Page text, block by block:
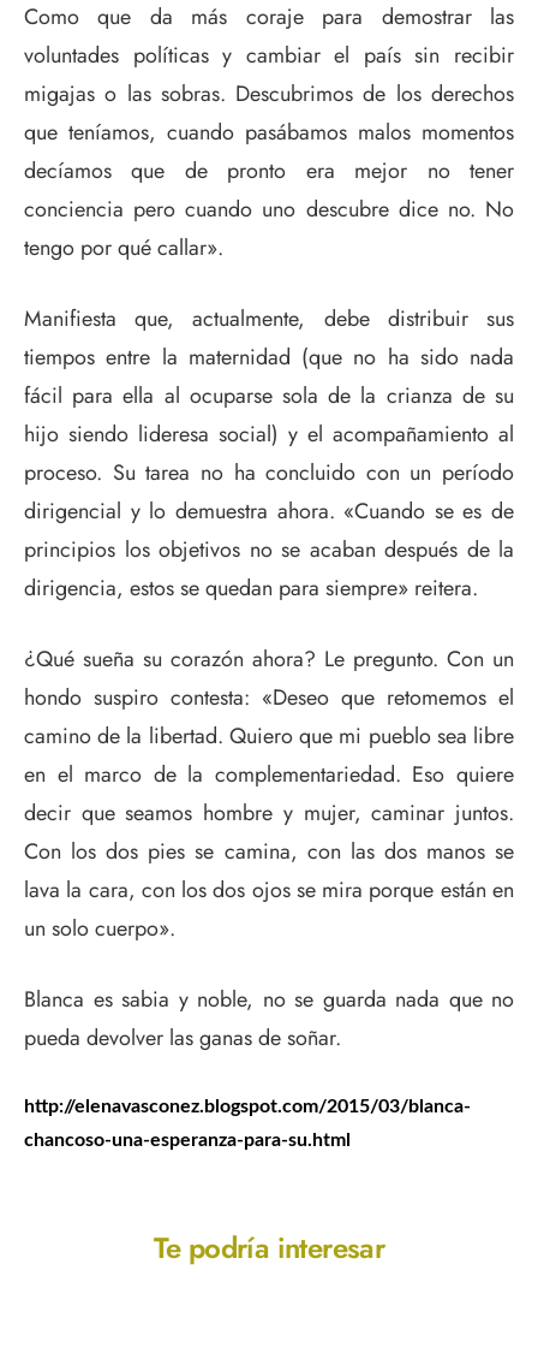
Como que da más coraje para demostrar las
voluntades políticas y cambiar el país sin recibir
migajas o las sobras. Descubrimos de los derechos
que teníamos, cuando pasábamos malos momentos
decíamos que de pronto era mejor no tener
conciencia pero cuando uno descubre dice no. No
tengo por qué callar».
Manifiesta que, actualmente, debe distribuir sus
tiempos entre la maternidad (que no ha sido nada
fácil para ella al ocuparse sola de la crianza de su
hijo siendo lideresa social) y el acompañamiento al
proceso. Su tarea no ha concluido con un período
dirigencial y lo demuestra ahora. «Cuando se es de
principios los objetivos no se acaban después de la
dirigencia, estos se quedan para siempre» reitera.
¿Qué sueña su corazón ahora? Le pregunto. Con un
hondo suspiro contesta: «Deseo que retomemos el
camino de la libertad. Quiero que mi pueblo sea libre
en el marco de la complementariedad. Eso quiere
decir que seamos hombre y mujer, caminar juntos.
Con los dos pies se camina, con las dos manos se
lava la cara, con los dos ojos se mira porque están en
un solo cuerpo».
Blanca es sabia y noble, no se guarda nada que no
pueda devolver las ganas de soñar.
http://elenavasconez.blogspot.com/2015/03/blanca-
chancoso-una-esperanza-para-su.html
Te podría interesar